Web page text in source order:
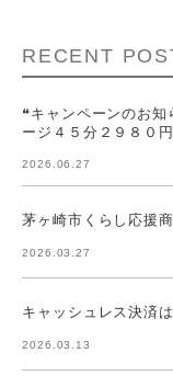
RECENT
❝キャンペーンのお
ージ４５分２９８０円
2026.06.27
茅ヶ崎市くらし応援
2026.03.27
キャッシュレス決済
2026.03.13